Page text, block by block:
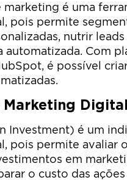
marketing é uma
pois permite
nutrir
automatizada. Com
é possível
Marketing Digital
Investment) é um
pois permite avaliar
em
o custo das